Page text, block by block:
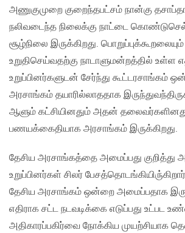
அணுகுமுறை குறைந்தபட்சம் நான்கு
நலிவடைந்த நிலைக்கு நாட்டை
சூழ்நிலை இருக்கிறது.
உறுதிசெய்வதற்கு நாடாளுமன்றத்தில் உள்ள
உறுப்பினர்களுடன் சேர்ந்து கூட்டரசாங்கம்
அரசாங்கம் தயாரில்லாததாக
ஆளும் கட்சியினதும் அதன்
பணயக்கைதியாக அரசாங்கம் இருக்கிறது.
தேசிய அரசாங்கத்தை அமைப்பது குறித்து
உறுப்பினர்கள் சிலர்
தேசிய அரசாங்கம் ஒன்றை அமைப்பதாக
எதிராக சட்ட நடவடிக்கை எடுப்பது உட்பட
அதிகாரப்பகிர்வை நோக்கிய முயற்சியாக